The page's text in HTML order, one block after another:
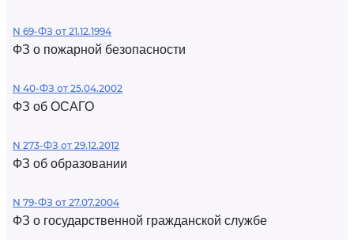
N 69-ФЗ от 21.12.1994
ФЗ о пожарной безопасности
N 40-ФЗ от 25.04.2002
ФЗ об ОСАГО
N 273-ФЗ от 29.12.2012
ФЗ об образовании
N 79-ФЗ от 27.07.2004
ФЗ о государственной гражданской службе